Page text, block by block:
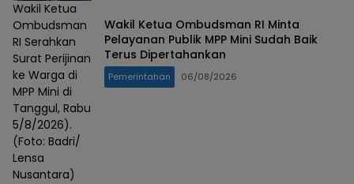
Wakil Ketua
Ombudsman
RI Serahkan
Surat Perijinan
ke Warga di
MPP Mini di
Tanggul, Rabu
5/8/2026).
(Foto: Badri/
Lensa
Nusantara)
Wakil Ketua Ombudsman RI Minta
Pelayanan Publik MPP Mini Sudah Baik
Terus Dipertahankan
Pemerintahan 06/08/2026